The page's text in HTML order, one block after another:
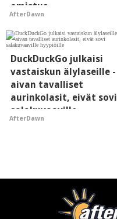
omistus
AfterDawn
DuckDuckGo julkaisi
vastaiskun älylaseille -
aivan tavalliset
aurinkolasit, eivät sovi
salakuvaaville
hyypiöille
AfterDawn